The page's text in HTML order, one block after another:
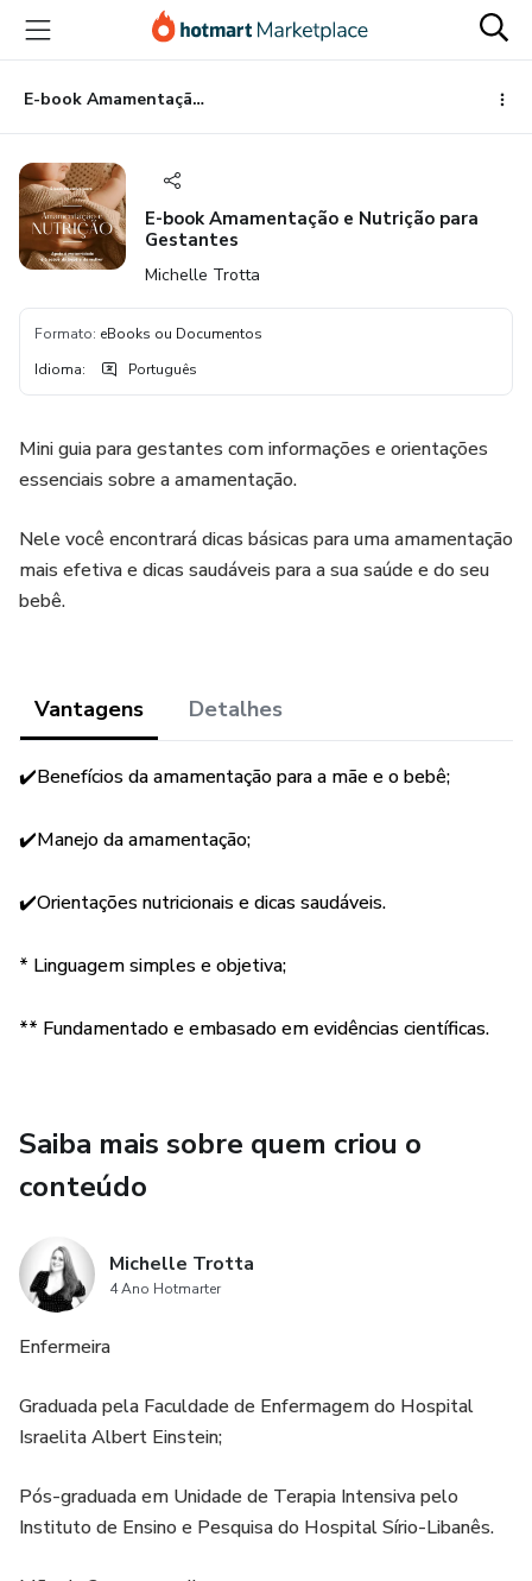
para
conteúdo
principal
para
pagamento
para
rodapé
E-book Amamentação e Nutrição para Gestantes
E-book Amamentação e Nutrição para
Gestantes
Michelle Trotta
Formato: eBooks ou Documentos
Idioma: Português
Mini guia para gestantes com informações e orientações
essenciais sobre a amamentação.
Nele você encontrará dicas básicas para uma amamentação
mais efetiva e dicas saudáveis para a sua saúde e do seu
bebê.
Vantagens Detalhes
✔️Benefícios da amamentação para a mãe e o bebê;
✔️Manejo da amamentação;
✔️Orientações nutricionais e dicas saudáveis.
* Linguagem simples e objetiva;
** Fundamentado e embasado em evidências científicas.
Saiba mais sobre quem criou o
conteúdo
Michelle Trotta
4 Ano Hotmarter
Enfermeira
Graduada pela Faculdade de Enfermagem do Hospital
Israelita Albert Einstein;
Pós-graduada em Unidade de Terapia Intensiva pelo
Instituto de Ensino e Pesquisa do Hospital Sírio-Libanês.